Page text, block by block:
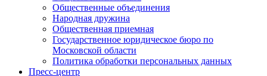
Общественные объединения
Народная дружина
Общественная приемная
Государственное юридическое бюро по
Московской области
Политика обработки персональных данных
Пресс-центр